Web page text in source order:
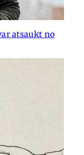
atsaukt no